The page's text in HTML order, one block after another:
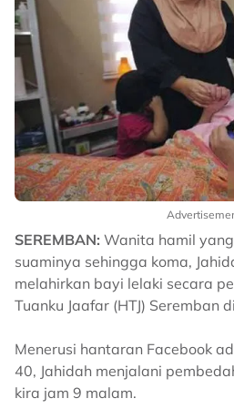
SEREMBAN: Wanita hamil
suaminya sehingga koma,
melahirkan bayi lelaki secara
Tuanku Jaafar (HTJ) Seremban
Menerusi hantaran Facebook
40, Jahidah menjalani
kira jam 9 malam.